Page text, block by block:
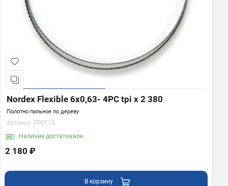
Nordex Flexible 6х0,63- 4PC tpi x 2 380
Полотно пильное по дереву
Артикул: PP011A
Наличие достаточное
2 180 ₽
В корзину